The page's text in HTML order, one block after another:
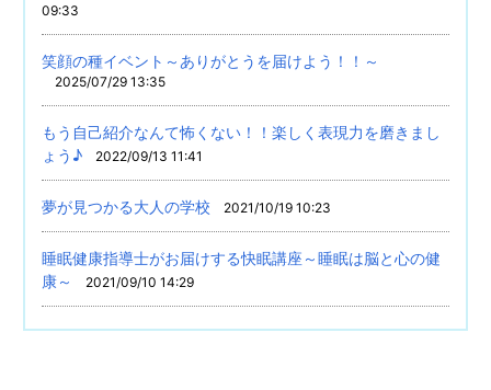
09:33
笑顔の種イベント～ありがとうを届けよう！！～
2025/07/29 13:35
もう自己紹介なんて怖くない！！楽しく表現力を磨きまし
ょう♪
2022/09/13 11:41
夢が見つかる大人の学校 2021/10/19 10:23
睡眠健康指導士がお届けする快眠講座～睡眠は脳と心の健
康～
2021/09/10 14:29